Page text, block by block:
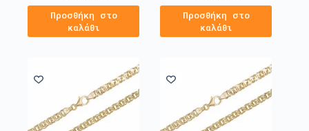
Προσθήκη στο
καλάθι
Προσθήκη στο
καλάθι